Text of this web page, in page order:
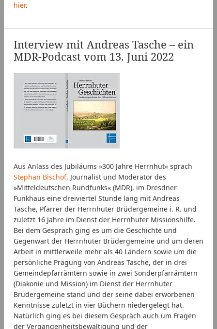
hier.
Interview mit Andreas Tasche – ein
MDR-Podcast vom 13. Juni 2022
Aus Anlass des Jubiläums »300 Jahre Herrnhut« sprach
Stephan Bischof, Journalist und Moderator des
»Mitteldeutschen Rundfunks« (MDR), im Dresdner
Funkhaus eine dreiviertel Stunde lang mit Andreas
Tasche, Pfarrer der Herrnhuter Brüdergemeine i. R. und
zuletzt 16 Jahre im Dienst der Herrnhuter Missionshilfe.
Bei dem Gespräch ging es um die Geschichte und
Gegenwart der Herrnhuter Brüdergemeine und um deren
Arbeit in mittlerweile mehr als 40 Ländern sowie um die
persönliche Prägung von Andreas Tasche, der in drei
Gemeindepfarrämtern sowie in zwei Sonderpfarrämtern
(Diakonie und Mission) im Dienst der Herrnhuter
Brüdergemeine stand und der seine dabei erworbenen
Kenntnisse zuletzt in vier Büchern niedergelegt hat.
Natürlich ging es bei diesem Gespräch auch um Fragen
der Vergangenheitsbewältigung und der